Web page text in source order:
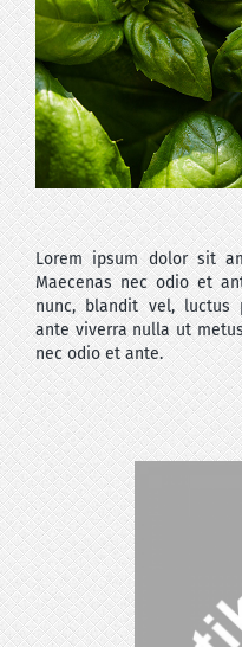
Lorem ipsum dolor sit
Maecenas nec odio et
nunc, blandit vel, luctus
ante viverra nulla ut
nec odio et ante.